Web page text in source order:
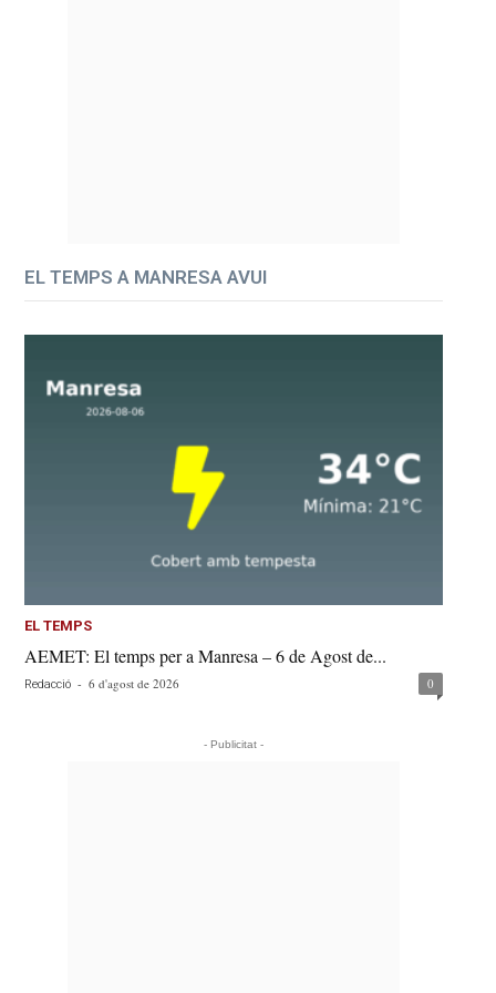
EL TEMPS A MANRESA AVUI
EL TEMPS
AEMET: El temps per a Manresa – 6 de Agost de...
Redacció - 6 d'agost de 2026 0
- Publicitat -